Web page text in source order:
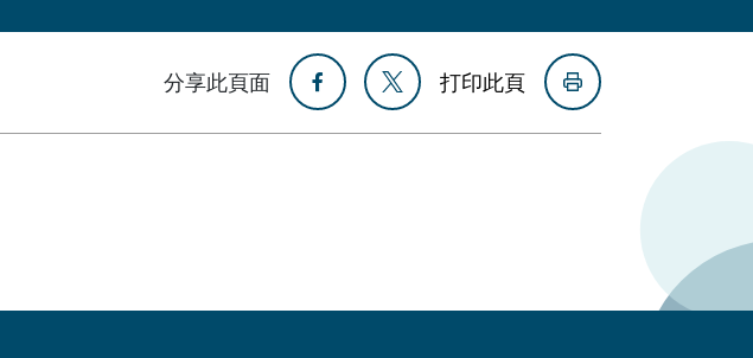
分享此頁面 打印此頁